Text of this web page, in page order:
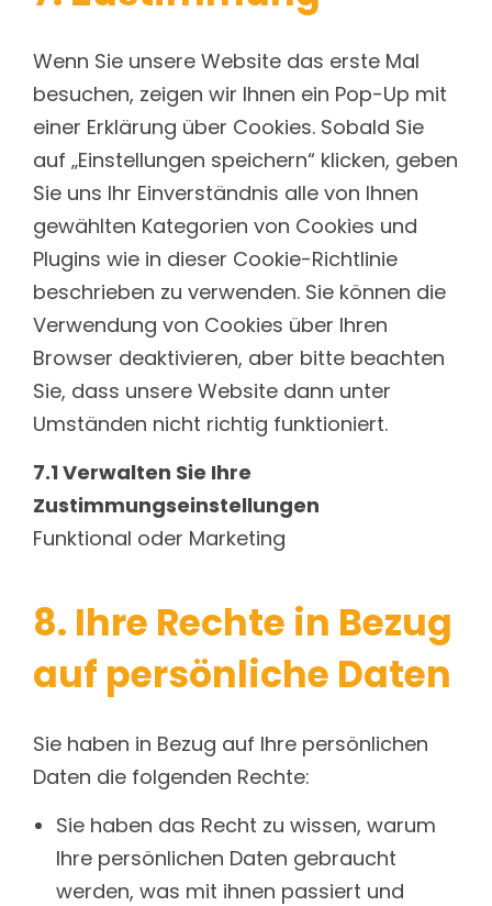
Wenn Sie unsere Website das erste Mal
besuchen, zeigen wir Ihnen ein Pop-Up mit
einer Erklärung über Cookies. Sobald Sie
auf „Einstellungen speichern“ klicken, geben
Sie uns Ihr Einverständnis alle von Ihnen
gewählten Kategorien von Cookies und
Plugins wie in dieser Cookie-Richtlinie
beschrieben zu verwenden. Sie können die
Verwendung von Cookies über Ihren
Browser deaktivieren, aber bitte beachten
Sie, dass unsere Website dann unter
Umständen nicht richtig funktioniert.
7.1 Verwalten Sie Ihre
Zustimmungseinstellungen
Funktional oder Marketing
8. Ihre Rechte in Bezug
auf persönliche Daten
Sie haben in Bezug auf Ihre persönlichen
Daten die folgenden Rechte:
Sie haben das Recht zu wissen, warum
Ihre persönlichen Daten gebraucht
werden, was mit ihnen passiert und